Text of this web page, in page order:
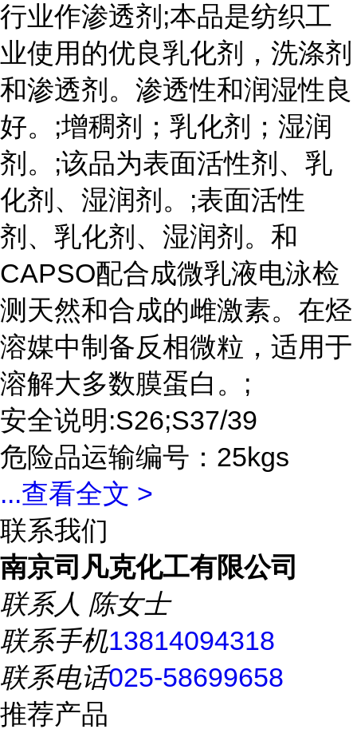
行业作渗透剂;本品是纺织工
业使用的优良乳化剂，洗涤剂
和渗透剂。渗透性和润湿性良
好。;增稠剂；乳化剂；湿润
剂。;该品为表面活性剂、乳
化剂、湿润剂。;表面活性
剂、乳化剂、湿润剂。和
CAPSO配合成微乳液电泳检
测天然和合成的雌激素。在烃
溶媒中制备反相微粒，适用于
溶解大多数膜蛋白。;
安全说明:S26;S37/39
危险品运输编号：25kgs
...查看全文 >
联系我们
南京司凡克化工有限公司
联系人 陈女士
联系手机13814094318
联系电话025-58699658
推荐产品